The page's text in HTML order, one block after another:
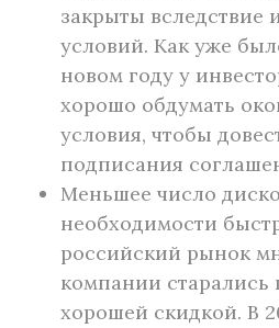
закрыты вследствие
условий. Как уже
новом году у
хорошо обдумать
условия, чтобы
подписания
Меньшее число
необходимости
российский рынок
компании старались
хорошей скидкой. В